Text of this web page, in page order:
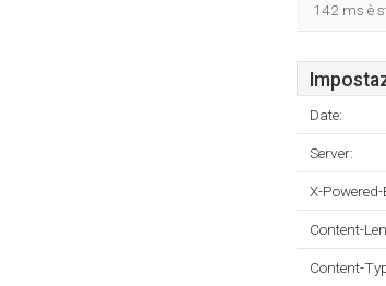
142 ms è
Date:
Server:
X-Powered-
Content-
Content-